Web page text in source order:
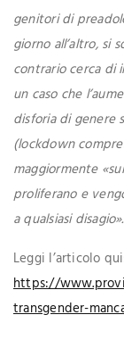
genitori di
giorno all’altro, si
contrario cerca di
un caso che
disforia di genere
(lockdown
maggiormente
proliferano e
a qualsiasi disagio».
Leggi l’articolo
https://
transgender-